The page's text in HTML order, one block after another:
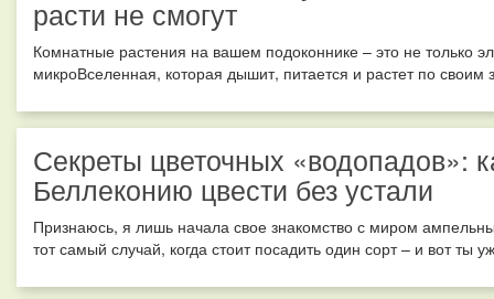
расти не смогут
Комнатные растения на вашем подоконнике – это не только
микроВселенная, которая дышит, питается и растет по
Секреты цветочных «водопадов»:
Беллеконию цвести без устали
Признаюсь, я лишь начала свое знакомство с миром
тот самый случай, когда стоит посадить один сорт – и вот ты